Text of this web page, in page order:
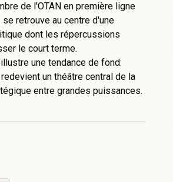
de l'OTAN en première ligne
retrouve au centre d'une
dont les répercussions
le court terme.
une tendance de fond:
un théâtre central de la
entre grandes puissances.